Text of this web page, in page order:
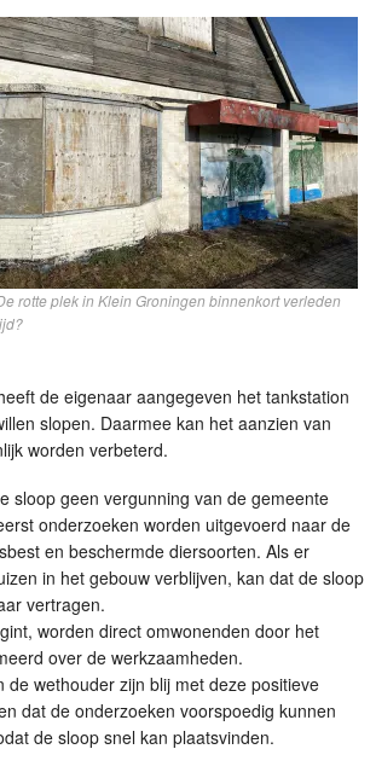
rotte plek in Klein Groningen binnenkort verleden
de eigenaar aangegeven het tankstation
slopen. Daarmee kan het aanzien van
worden verbeterd.
sloop geen vergunning van de gemeente
onderzoeken worden uitgevoerd naar de
en beschermde diersoorten. Als er
in het gebouw verblijven, kan dat de sloop
vertragen.
worden direct omwonenden door het
over de werkzaamheden.
de wethouder zijn blij met deze positieve
dat de onderzoeken voorspoedig kunnen
de sloop snel kan plaatsvinden.